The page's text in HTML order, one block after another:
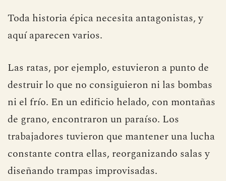
Toda historia épica necesita antagonistas, y
aquí aparecen varios.
Las ratas, por ejemplo, estuvieron a punto de
destruir lo que no consiguieron ni las bombas
ni el frío. En un edificio helado, con montañas
de grano, encontraron un paraíso. Los
trabajadores tuvieron que mantener una lucha
constante contra ellas, reorganizando salas y
diseñando trampas improvisadas.